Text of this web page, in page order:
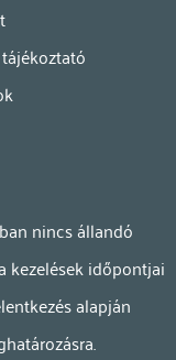
nincs állandó
kezelések időpontjai
alapján